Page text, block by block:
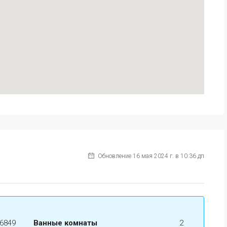
Обновление 16 мая 2024 г. в 10:36 дп
Ванные комнаты 2